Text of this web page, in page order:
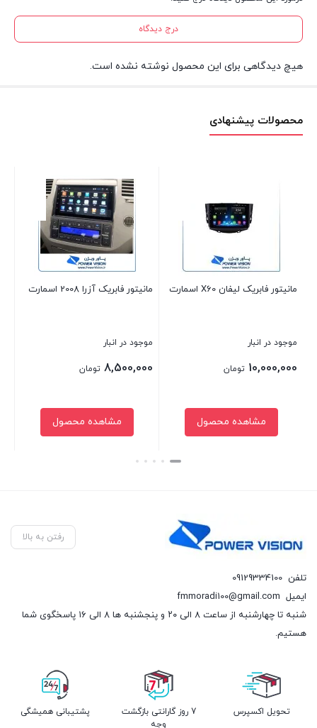
درج دیدگاه
هیچ دیدگاهی برای این محصول نوشته نشده است.
محصولات پیشنهادی
فابریک آزرا 2008 اسمارت
در انبار
تومان
مشاهده محصول
مانیتور فابریک سمند سورن
موجود در انبار
7,590,000 تومان
بستن
مشاهده محصول
رفتن به بالا
تلفن 09129334100
ایمیل fmmoradi100@gmail.com
شنبه تا چهارشنبه از ساعت ۸ الی ۲۰ و پنجشنبه ها ۸ الی ۱۶ پاسخگوی شما
هستیم.
تحویل اکسپرس
7 روز گارانتی بازگشت
وجه
پشتیبانی همیشگی